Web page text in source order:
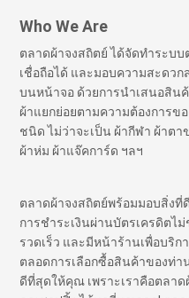
Who We Are
ตลาดผ้าจงสถิตย์ ได้จัดทำระบ
เชื่อถือได้ และมอบความสะดว
บนหน้าจอ ด้วยการนำเสนอสิน
ผ้าแยกย่อยตามความต้องการข
ชนิด ไม่ว่าจะเป็น ผ้ากีฬา ผ้าต
ผ้าห่ม ผ้าแจ๊คการ์ด ฯลฯ
ตลาดผ้าจงสถิตย์พร้อมมอบสิ่งที่
การชำระเงินผ่านบัตรเครดิตไ
รวดเร็ว และมีหน้าร้านเพื่อบริ
ตลอดการเลือกซื้อสินค้าของท่า
ดีที่สุดให้คุณ เพราะเราคือตลา